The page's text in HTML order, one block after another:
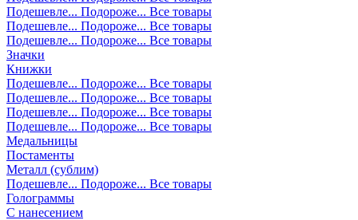
Подешевле... Подороже... Все товары
Подешевле... Подороже... Все товары
Подешевле... Подороже... Все товары
Значки
Книжки
Подешевле... Подороже... Все товары
Подешевле... Подороже... Все товары
Подешевле... Подороже... Все товары
Подешевле... Подороже... Все товары
Медальницы
Постаменты
Металл (сублим)
Подешевле... Подороже... Все товары
Голограммы
С нанесением